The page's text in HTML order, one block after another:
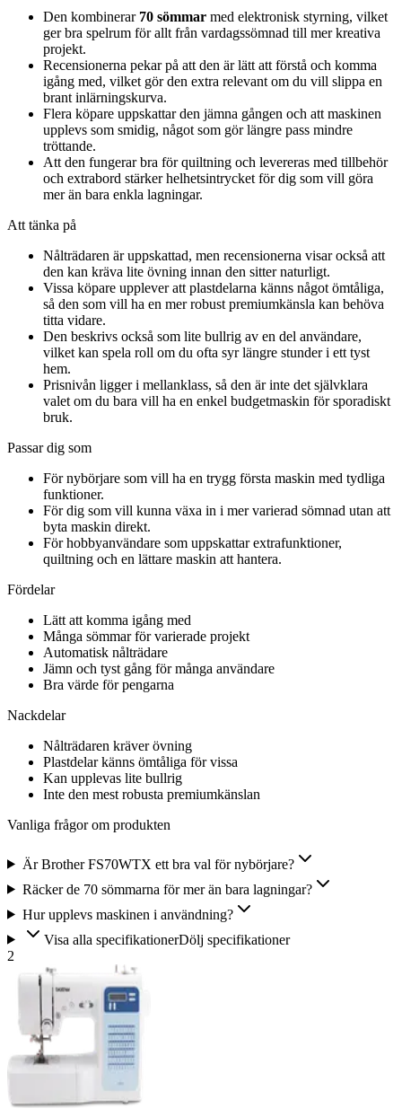
Den kombinerar 70 sömmar med elektronisk styrning, vilket
ger bra spelrum för allt från vardagssömnad till mer kreativa
projekt.
Recensionerna pekar på att den är lätt att förstå och komma
igång med, vilket gör den extra relevant om du vill slippa en
brant inlärningskurva.
Flera köpare uppskattar den jämna gången och att maskinen
upplevs som smidig, något som gör längre pass mindre
tröttande.
Att den fungerar bra för quiltning och levereras med tillbehör
och extrabord stärker helhetsintrycket för dig som vill göra
mer än bara enkla lagningar.
Att tänka på
Nålträdaren är uppskattad, men recensionerna visar också att
den kan kräva lite övning innan den sitter naturligt.
Vissa köpare upplever att plastdelarna känns något ömtåliga,
så den som vill ha en mer robust premiumkänsla kan behöva
titta vidare.
Den beskrivs också som lite bullrig av en del användare,
vilket kan spela roll om du ofta syr längre stunder i ett tyst
hem.
Prisnivån ligger i mellanklass, så den är inte det självklara
valet om du bara vill ha en enkel budgetmaskin för sporadiskt
bruk.
Passar dig som
För nybörjare som vill ha en trygg första maskin med tydliga
funktioner.
För dig som vill kunna växa in i mer varierad sömnad utan att
byta maskin direkt.
För hobbyanvändare som uppskattar extrafunktioner,
quiltning och en lättare maskin att hantera.
Fördelar
Lätt att komma igång med
Många sömmar för varierade projekt
Automatisk nålträdare
Jämn och tyst gång för många användare
Bra värde för pengarna
Nackdelar
Nålträdaren kräver övning
Plastdelar känns ömtåliga för vissa
Kan upplevas lite bullrig
Inte den mest robusta premiumkänslan
Vanliga frågor om produkten
Är Brother FS70WTX ett bra val för nybörjare?
Räcker de 70 sömmarna för mer än bara lagningar?
Hur upplevs maskinen i användning?
Visa alla specifikationerDölj specifikationer
2